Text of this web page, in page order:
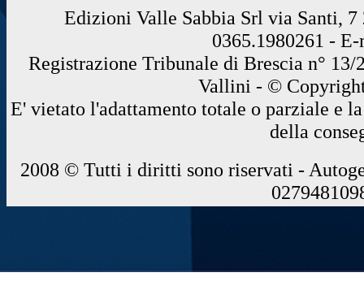
Edizioni Valle Sabbia Srl via Santi, 7
0365.1980261 -
Registrazione Tribunale di Brescia n°
Vallini - ©
E' vietato l'adattamento totale o parziale e
della
2008 © Tutti i diritti sono riservati -